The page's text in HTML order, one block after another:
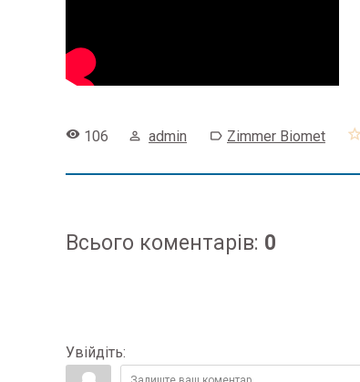
106 admin Zimmer Biomet
Всього коментарів: 0
Увійдіть: